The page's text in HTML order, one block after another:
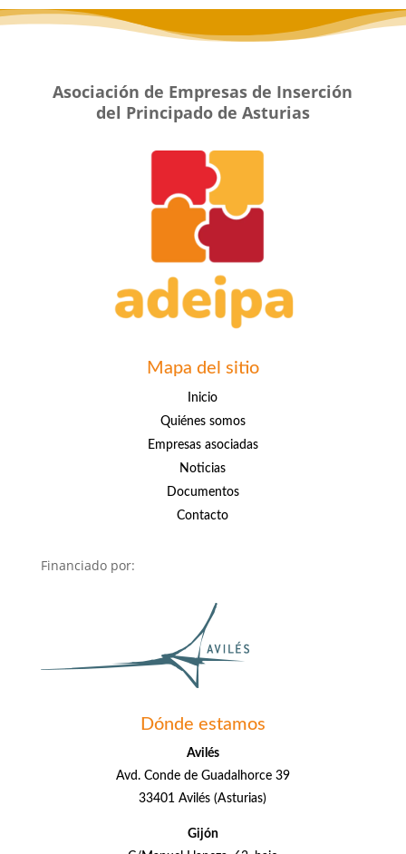
Asociación de Empresas de Inserción
del Principado de Asturias
Mapa del sitio
Inicio
Quiénes somos
Empresas asociadas
Noticias
Documentos
Contacto
Financiado por:
Dónde estamos
Avilés
Avd. Conde de Guadalhorce 39
33401 Avilés (Asturias)
Gijón